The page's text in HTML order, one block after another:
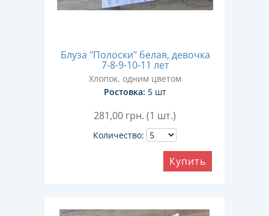
Блуза "Полоски" белая, девочка
7-8-9-10-11 лет
Хлопок, одним цветом
Ростовка: 5 шт
281,00 грн. (1 шт.)
Количество:
Купить